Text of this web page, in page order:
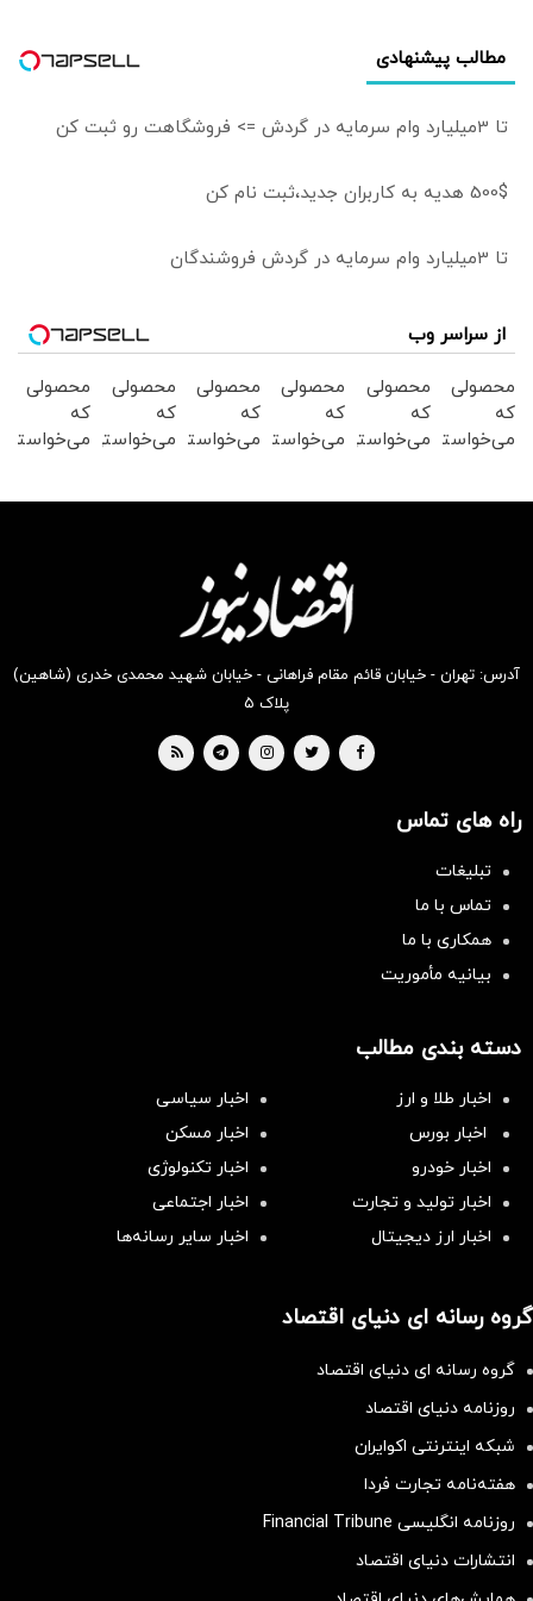
مطالب پیشنهادی
تا 3میلیارد وام سرمایه در گردش => فروشگاهت رو ثبت کن
500$ هدیه به کاربران جدید،ثبت نام کن
تا 3میلیارد وام سرمایه در گردش فروشندگان
از سراسر وب
محصولی
که
می‌خواستی
محصولی
که
می‌خواستی
محصولی
که
می‌خواستی
بخر !
محصولی
که
می‌خواستی
بخر !
محصولی
که
می‌خواستی
محصولی
که
می‌خواستی
آدرس: تهران - خیابان قائم مقام فراهانی - خیابان شهید محمدی خدری (شاهین)
پلاک ۵
راه های تماس
تبلیغات
تماس با ما
همکاری با ما
بیانیه مأموریت
دسته بندی مطالب
اخبار طلا و ارز
اخبار سیاسی
اخبار بورس
اخبار مسکن
اخبار خودرو
اخبار تکنولوژی
اخبار تولید و تجارت
اخبار اجتماعی
اخبار ارز دیجیتال
اخبار سایر رسانه‌‌ها
گروه رسانه ای دنیای اقتصاد
گروه رسانه ای دنیای اقتصاد
روزنامه دنیای اقتصاد
شبکه اینترنتی اکوایران
هفته‌نامه تجارت فردا
روزنامه انگلیسی Financial Tribune
انتشارات دنیای اقتصاد